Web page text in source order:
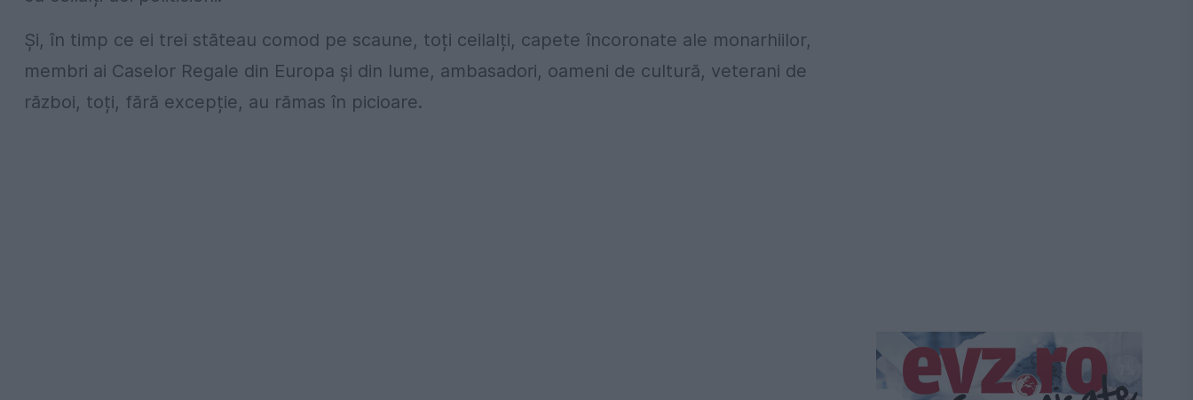
Și, în timp ce ei trei stăteau comod pe scaune, toți ceilalți, capete încoronate ale monarhiilor,
membri ai Caselor Regale din Europa și din lume, ambasadori, oameni de cultură, veterani de
război, toți, fără excepție, au rămas în picioare.